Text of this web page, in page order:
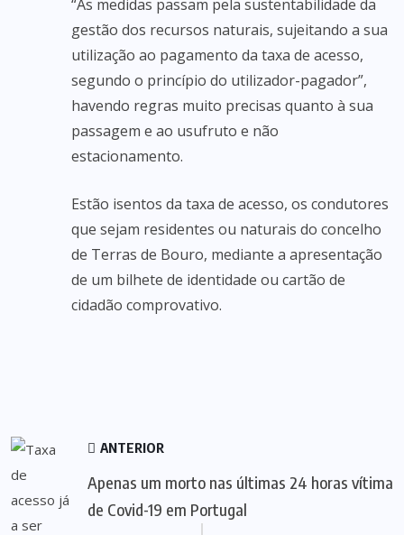
“As medidas passam pela sustentabilidade da
gestão dos recursos naturais, sujeitando a sua
utilização ao pagamento da taxa de acesso,
segundo o princípio do utilizador-pagador”,
havendo regras muito precisas quanto à sua
passagem e ao usufruto e não
estacionamento.
Estão isentos da taxa de acesso, os condutores
que sejam residentes ou naturais do concelho
de Terras de Bouro, mediante a apresentação
de um bilhete de identidade ou cartão de
cidadão comprovativo.
ANTERIOR
Apenas um morto nas últimas 24 horas vítima
de Covid-19 em Portugal